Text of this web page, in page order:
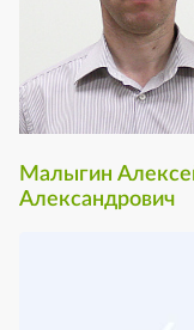
Малыгин
Александрович